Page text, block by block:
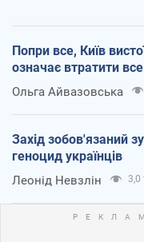
Попри все, Київ
означає втратити все
Ольга Айвазовська
Захід зобов'язаний
геноцид українців
Леонід Невзлін 3,0